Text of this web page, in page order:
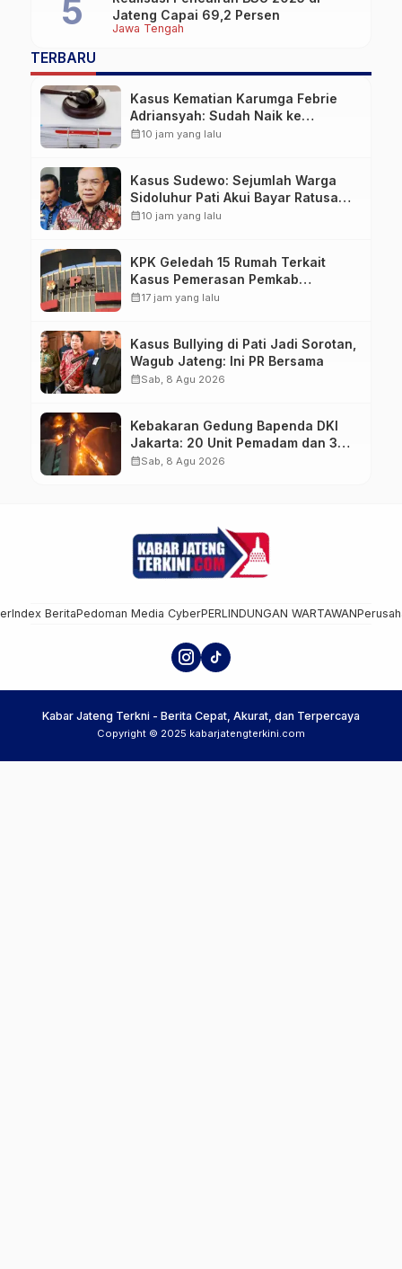
Jawa Tengah
Jateng Capai 69,2 Persen
TERBARU
Kasus Kematian Karumga Febrie
Adriansyah: Sudah Naik ke
Penyidikan dan Jadwalkan
calendar_month10 jam yang lalu
Kasus Sudewo: Sejumlah Warga
Sidoluhur Pati Akui Bayar Ratusan
Juta untuk Daftar Seleksi
calendar_month10 jam yang lalu
KPK Geledah 15 Rumah Terkait
Kasus Pemerasan Pemkab
Pemalang, Sita Dokumen Proyek
calendar_month17 jam yang lalu
Kasus Bullying di Pati Jadi Sorotan,
Wagub Jateng: Ini PR Bersama
calendar_monthSab, 8 Agu 2026
Kebakaran Gedung Bapenda DKI
Jakarta: 20 Unit Pemadam dan 3
Bronto Skylift Dikerahkan, Angin
calendar_monthSab, 8 Agu 2026
Index BeritaPedoman Media CyberPERLINDUNGAN WARTAWAN
Kabar Jateng Terkni - Berita Cepat, Akurat, dan Terpercaya
Copyright © 2025 kabarjatengterkini.com